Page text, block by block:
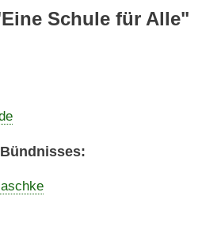
Schule für Alle"